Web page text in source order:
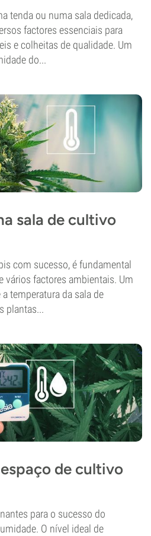
tenda ou numa sala dedicada,
factores essenciais para
e colheitas de qualidade. Um
do...
sala de cultivo
com sucesso, é fundamental
vários factores ambientais. Um
temperatura da sala de
plantas...
de cultivo
para o sucesso do
O nível ideal de